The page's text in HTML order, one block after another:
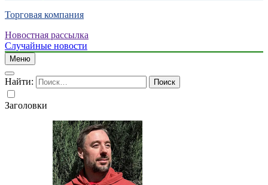
Торговая компания
Новостная рассылка
Случайные новости
Меню
Найти:
Заголовки